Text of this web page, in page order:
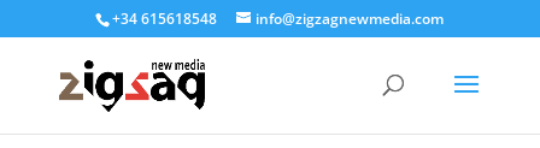
+34 615618548 info@zigzagnewmedia.com